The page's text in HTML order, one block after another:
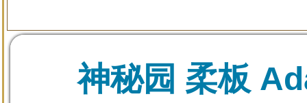
神秘园 柔板